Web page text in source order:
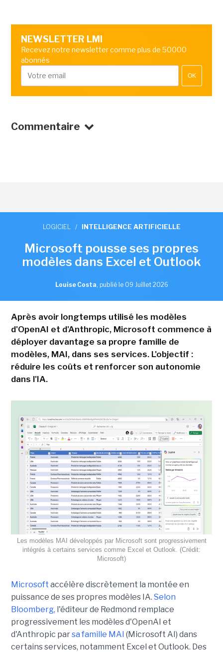
NEWSLETTER LMI
Recevez notre newsletter comme plus de 50000
abonnés
OK
Commentaire
LOGICIEL / INTELLIGENCE ARTIFICIELLE
Microsoft pousse ses propres
modèles dans Excel et Outlook
Louise Costa, publié le 09 Juillet 2026
Après avoir longtemps utilisé les modèles
d'OpenAI et d'Anthropic, Microsoft commence à
déployer davantage sa propre famille de
modèles, MAI, dans ses services. L'objectif :
réduire les coûts et renforcer son autonomie
dans l'IA.
Les modèles MAI développés par Microsoft sont progressivement
intégrés à certains services comme Excel et Outlook. (Crédit:
Microsoft)
Microsoft accélère discrètement la montée en
puissance de ses propres modèles IA. Selon
Bloomberg, l'éditeur de Redmond remplace
progressivement les modèles d'OpenAI et
d'Anthropic parsa famille MAI (Microsoft AI) dans
certains services, notamment Excel et Outlook. Des